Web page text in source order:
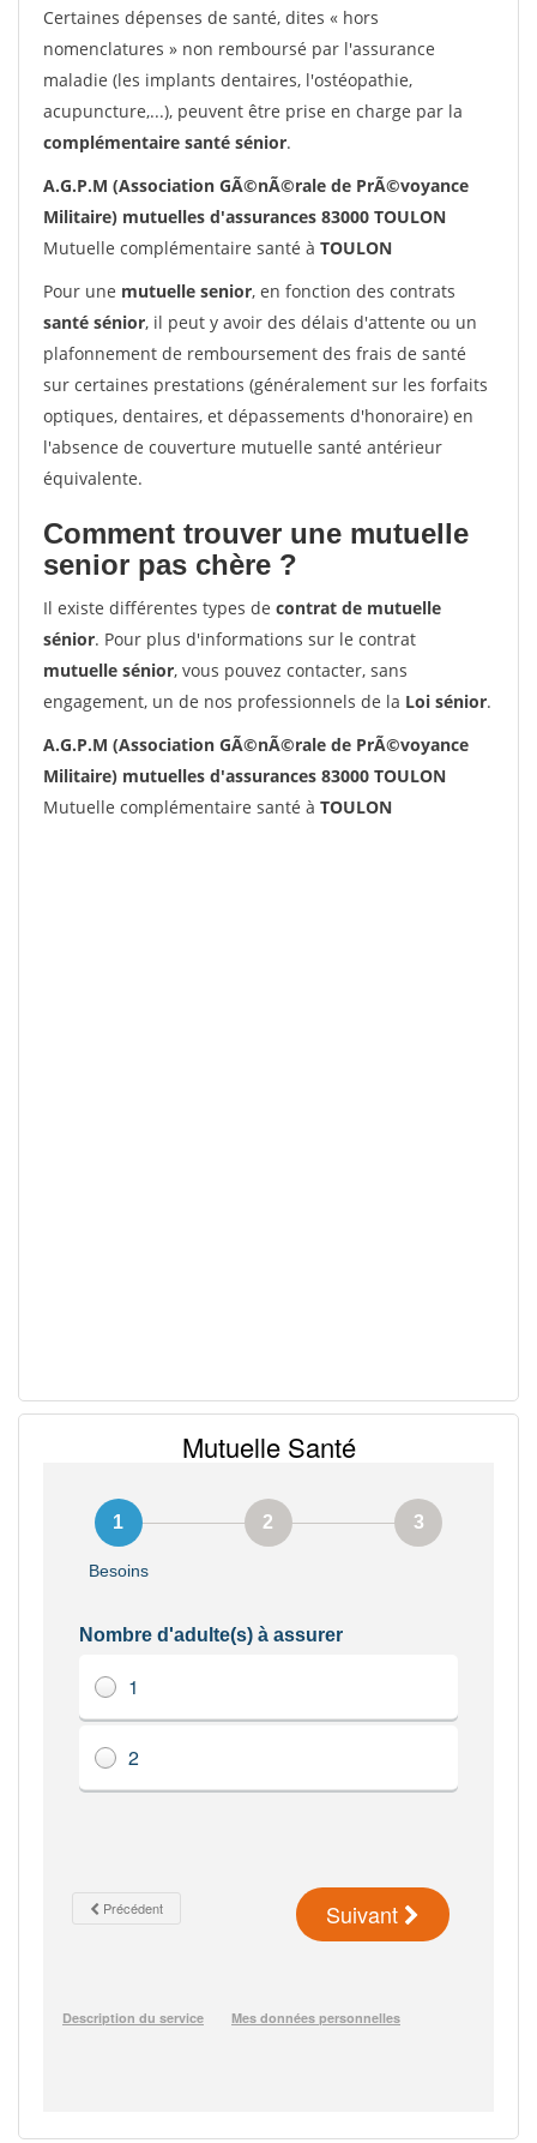
Certaines dépenses de santé, dites « hors
nomenclatures » non remboursé par l'assurance
maladie (les implants dentaires, l'ostéopathie,
acupuncture,...), peuvent être prise en charge par la
complémentaire santé sénior.
A.G.P.M (Association GÃ©nÃ©rale de PrÃ©voyance
Militaire) mutuelles d'assurances 83000 TOULON
Mutuelle complémentaire santé à TOULON
Pour une mutuelle senior, en fonction des contrats
santé sénior, il peut y avoir des délais d'attente ou un
plafonnement de remboursement des frais de santé
sur certaines prestations (généralement sur les forfaits
optiques, dentaires, et dépassements d'honoraire) en
l'absence de couverture mutuelle santé antérieur
équivalente.
Comment trouver une mutuelle
senior pas chère ?
Il existe différentes types de contrat de mutuelle
sénior. Pour plus d'informations sur le contrat
mutuelle sénior, vous pouvez contacter, sans
engagement, un de nos professionnels de la Loi sénior.
A.G.P.M (Association GÃ©nÃ©rale de PrÃ©voyance
Militaire) mutuelles d'assurances 83000 TOULON
Mutuelle complémentaire santé à TOULON